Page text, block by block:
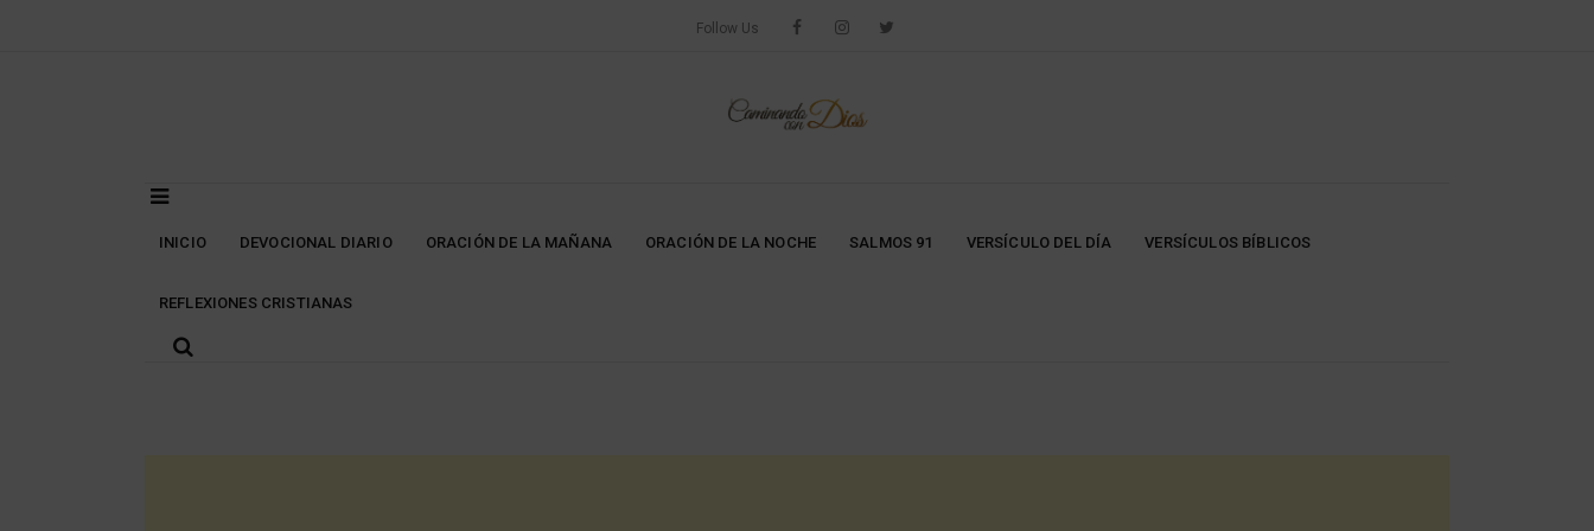
Follow Us
INICIO DEVOCIONAL DIARIO ORACIÓN DE LA MAÑANA ORACIÓN DE LA NOCHE SALMOS 91 VERSÍCULO DEL DÍA VERSÍCULOS BÍBLICOS
REFLEXIONES CRISTIANAS